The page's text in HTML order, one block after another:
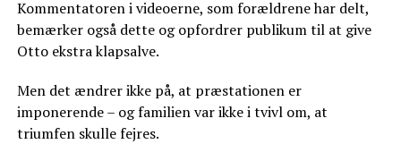
Kommentatoren i videoerne, som forældrene har delt,
bemærker også dette og opfordrer publikum til at give
Otto ekstra klapsalve.
Men det ændrer ikke på, at præstationen er
imponerende – og familien var ikke i tvivl om, at
triumfen skulle fejres.